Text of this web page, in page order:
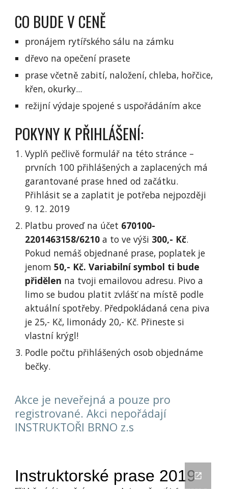
CO BUDE V CENĚ
pronájem rytířského sálu na zámku
dřevo na opečení prasete
prase včetně zabití, naložení, chleba, hořčice,
křen, okurky...
režijní výdaje spojené s uspořádáním akce
POKYNY K PŘIHLÁŠENÍ:
Vyplň pečlivě formulář na této stránce –
prvních 100 přihlášených a zaplacených má
garantované prase hned od začátku.
Přihlásit se a zaplatit je potřeba nejpozději
9. 12. 2019
Platbu proveď na účet 670100-
2201463158/6210 a to ve výši 300,- Kč.
Pokud nemáš objednané prase, poplatek je
jenom50,- Kč. Variabilní symbol ti bude
přidělen na tvoji emailovou adresu. Pivo a
limo se budou platit zvlášť na místě podle
aktuální spotřeby. Předpokládaná cena piva
je 25,- Kč, limonády 20,- Kč. Přineste si
vlastní krýgl!
Podle počtu přihlášených osob objednáme
bečky.
Akce je neveřejná a pouze pro
registrované. Akci nepořádají
INSTRUKTOŘI BRNO z.s